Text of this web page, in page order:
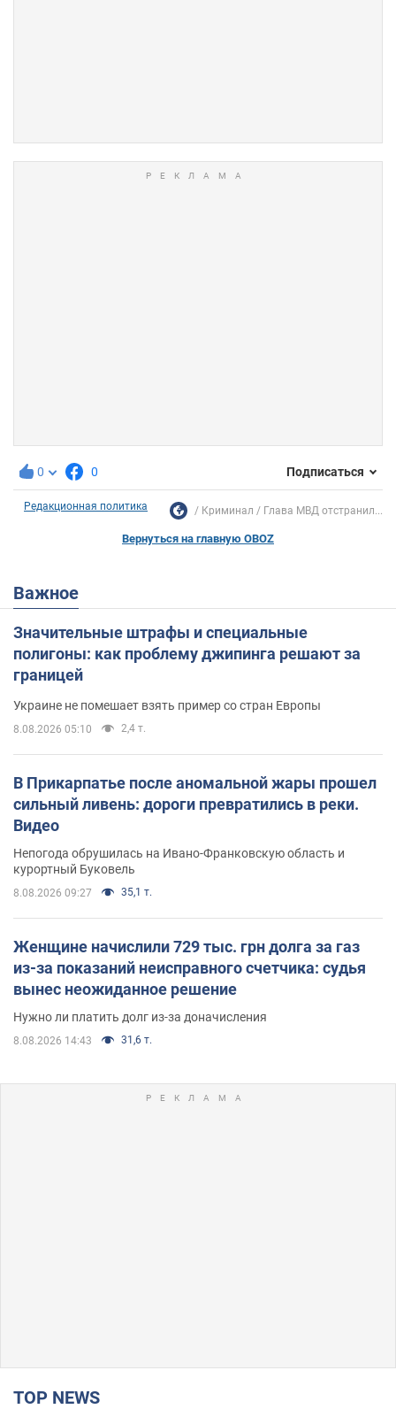
0 0 Подписаться
Редакционная политика Криминал Глава МВД отстранил...
Вернуться на главную OBOZ
Важное
Значительные штрафы и специальные
полигоны: как проблему джипинга решают за
границей
Украине не помешает взять пример со стран Европы
8.08.2026 05:10 2,4 т.
В Прикарпатье после аномальной жары прошел
сильный ливень: дороги превратились в реки.
Видео
Непогода обрушилась на Ивано-Франковскую область и
курортный Буковель
8.08.2026 09:27 35,1 т.
Женщине начислили 729 тыс. грн долга за газ
из-за показаний неисправного счетчика: судья
вынес неожиданное решение
Нужно ли платить долг из-за доначисления
8.08.2026 14:43 31,6 т.
TOP NEWS